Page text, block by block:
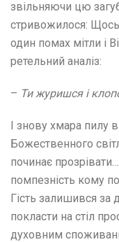
звільняючи цю
стривожилося:
один помах мітли і
ретельний аналіз:
– Ти журишся і
І знову хмара пилу
Божественного
починає
помпезність кому
Гість залишився
покласти на стіл
духовним